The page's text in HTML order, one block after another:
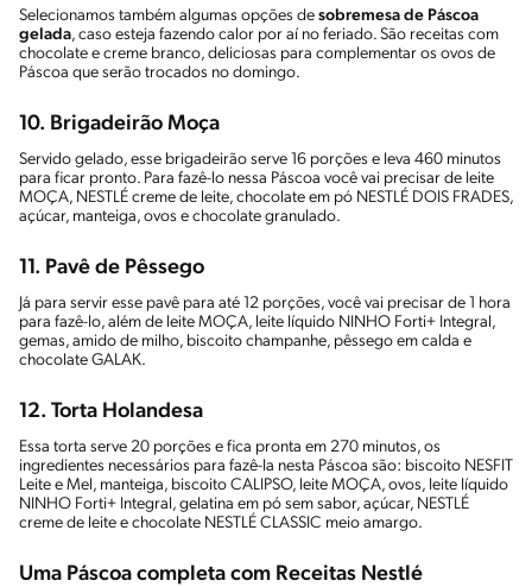
Selecionamos também algumas opções de sobremesa de Páscoa
gelada, caso esteja fazendo calor por aí no feriado. São receitas com
chocolate e creme branco, deliciosas para complementar os ovos de
Páscoa que serão trocados no domingo.
10. Brigadeirão Moça
Servido gelado, esse brigadeirão serve 16 porções e leva 460 minutos
para ficar pronto. Para fazê-lo nessa Páscoa você vai precisar de leite
MOÇA, NESTLÉ creme de leite, chocolate em pó NESTLÉ DOIS FRADES,
açúcar, manteiga, ovos e chocolate granulado.
11. Pavê de Pêssego
Já para servir esse pavê para até 12 porções, você vai precisar de 1 hora
para fazê-lo, além de leite MOÇA, leite líquido NINHO Forti+ Integral,
gemas, amido de milho, biscoito champanhe, pêssego em calda e
chocolate GALAK.
12. Torta Holandesa
Essa torta serve 20 porções e fica pronta em 270 minutos, os
ingredientes necessários para fazê-la nesta Páscoa são: biscoito NESFIT
Leite e Mel, manteiga, biscoito CALIPSO, leite MOÇA, ovos, leite líquido
NINHO Forti+ Integral, gelatina em pó sem sabor, açúcar, NESTLÉ
creme de leite e chocolate NESTLÉ CLASSIC meio amargo.
Uma Páscoa completa com Receitas Nestlé